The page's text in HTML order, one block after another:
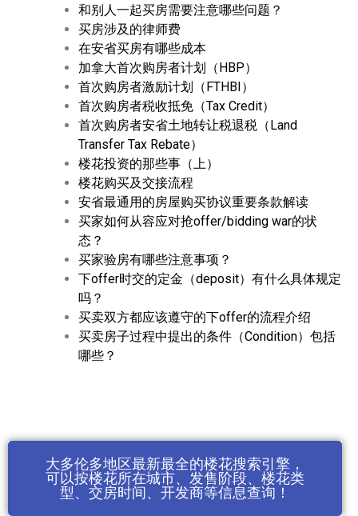
和别人一起买房需要注意哪些问题？
买房涉及的律师费
在安省买房有哪些成本
加拿大首次购房者计划（HBP）
首次购房者激励计划（FTHBI）
首次购房者税收抵免（Tax Credit）
首次购房者安省土地转让税退税（Land
Transfer Tax Rebate）
楼花投资的那些事（上）
楼花购买及交接流程
安省最通用的房屋购买协议重要条款解读
买家如何从容应对抢offer/bidding war的状
态？
买家验房有哪些注意事项？
下offer时交的定金（deposit）有什么具体规定
吗？
买卖双方都应该遵守的下offer的流程介绍
买卖房子过程中提出的条件（Condition）包括
哪些？
大多伦多地区最新最全的楼花搜索引擎，
可以按楼花所在城市、发售阶段、楼花类
型、交房时间、开发商等信息查询！